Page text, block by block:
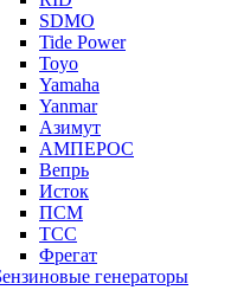
SDMO
Tide Power
Toyo
Yamaha
Yanmar
Азимут
АМПЕРОС
Вепрь
Исток
ПСМ
ТСС
Фрегат
генераторы